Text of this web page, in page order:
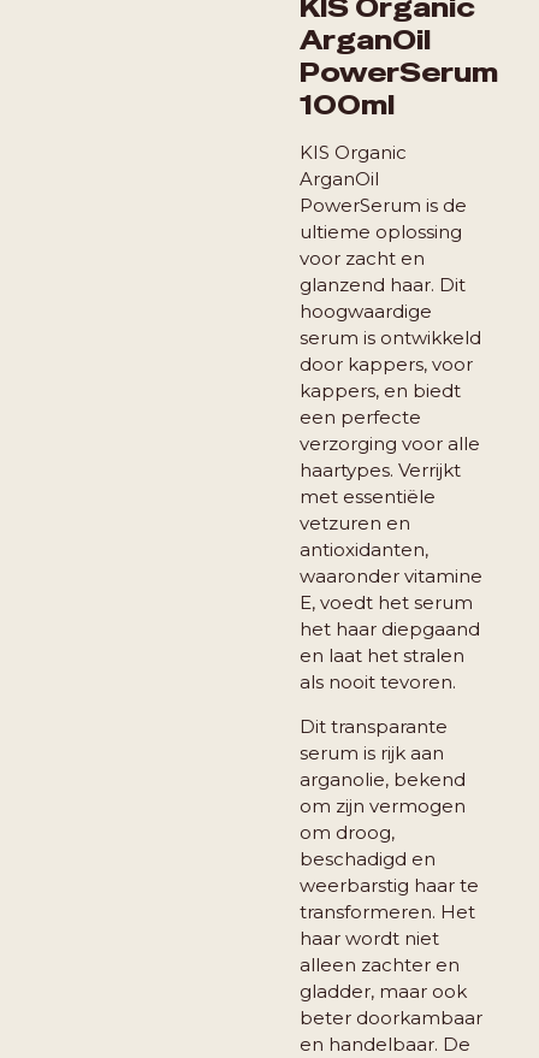
KIS Organic
ArganOil
PowerSerum
100ml
KIS Organic
ArganOil
PowerSerum is de
ultieme oplossing
voor zacht en
glanzend haar. Dit
hoogwaardige
serum is ontwikkeld
door kappers, voor
kappers, en biedt
een perfecte
verzorging voor alle
haartypes. Verrijkt
met essentiële
vetzuren en
antioxidanten,
waaronder vitamine
E, voedt het serum
het haar diepgaand
en laat het stralen
als nooit tevoren.
Dit transparante
serum is rijk aan
arganolie, bekend
om zijn vermogen
om droog,
beschadigd en
weerbarstig haar te
transformeren. Het
haar wordt niet
alleen zachter en
gladder, maar ook
beter doorkambaar
en handelbaar. De